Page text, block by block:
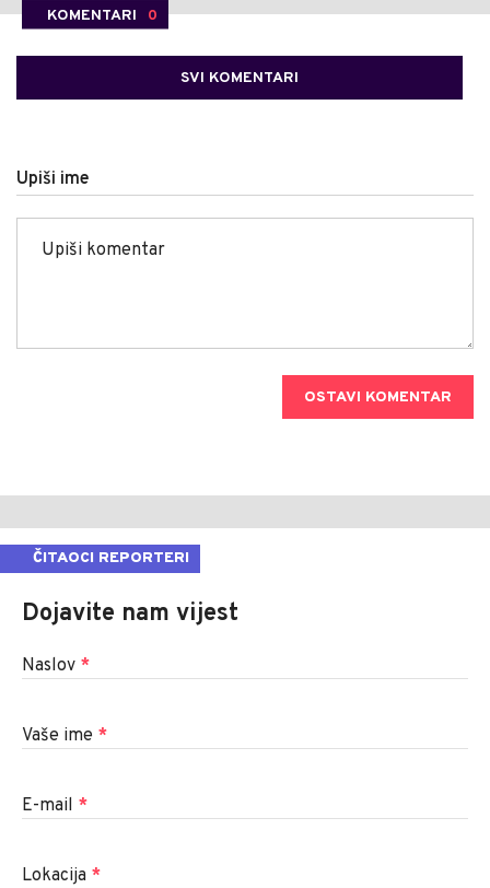
KOMENTARI 0
SVI KOMENTARI
Upiši ime
OSTAVI KOMENTAR
ČITAOCI REPORTERI
Dojavite nam vijest
Naslov *
Vaše ime *
E-mail *
Lokacija *